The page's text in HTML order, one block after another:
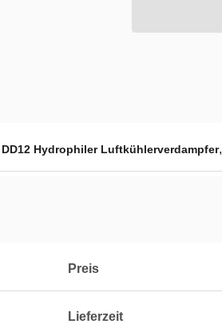
DD12 Hydrophiler Luftkühlerverdampfer,
Preis
Lieferzeit